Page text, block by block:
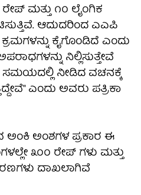
ಮತ್ತು ೧೦ ಲೈಂಗಿಕ
ಆದುದರಿಂದ ಎಎಪಿ
ಕೈಗೊಂಡಿದೆ ಎಂದು
ನಿಲ್ಲಿಸುತ್ತೇವೆ
ಸಮಯದಲ್ಲಿ ನೀಡಿದ ವಚನಕ್ಕೆ
ಎಂದು ಅವರು ಪತ್ರಿಕಾ
ಅಂಕಿ ಅಂಶಗಳ ಪ್ರಕಾರ ಈ
೩೦೦ ರೇಪ್ ಗಳು ಮತ್ತು
ದಾಖಲಾಗಿವೆ